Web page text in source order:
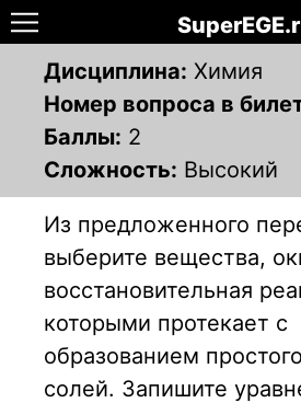
Дисциплина: Химия
Номер вопроса в
Баллы: 2
Сложность: Высокий
Из предложенного
выберите вещества,
восстановительная
которыми протекает с
образованием
солей. Запишите